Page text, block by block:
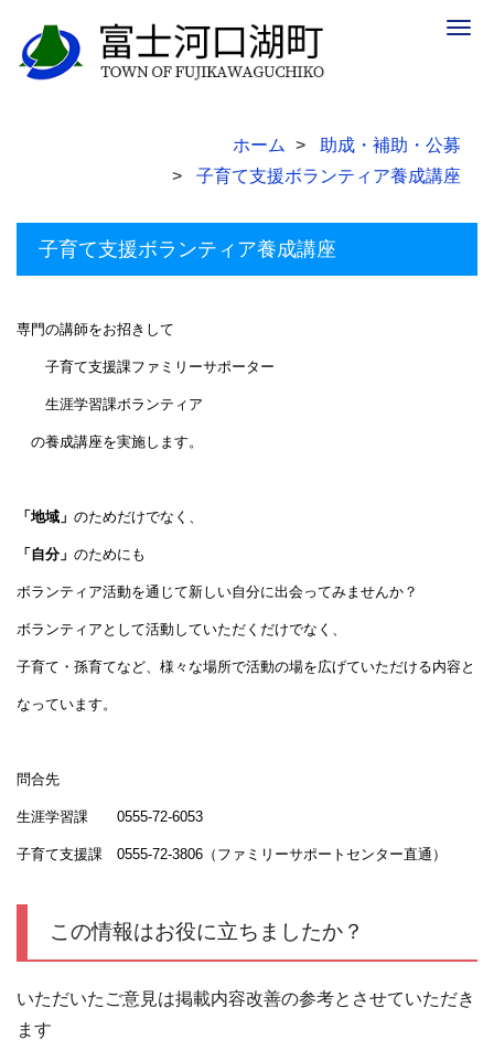
ホーム
助成・補助・公募
子育て支援ボランティア養成講座
子育て支援ボランティア養成講座
専門の講師をお招きして
子育て支援課ファミリーサポーター
生涯学習課ボランティア
の養成講座を実施します。
「地域」 のためだけでなく、
「自分」 のためにも
ボランティア活動を通じて新しい自分に出会ってみませんか？
ボランティアとして活動していただくだけでなく、
子育て・孫育てなど、様々な場所で活動の場を広げていただける内容と
なっています。
問合先
生涯学習課 0555-72-6053
子育て支援課 0555-72-3806（ファミリーサポートセンター直通）
この情報はお役に立ちましたか？
いただいたご意見は掲載内容改善の参考とさせていただき
ます